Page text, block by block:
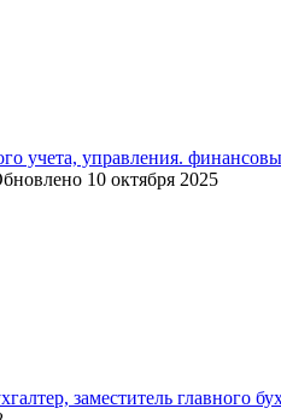
учета, управления.
10 октября 2025
заместитель главного